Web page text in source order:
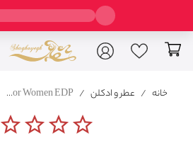
خانه / عطر و ادکلن /
Estee Lauder Beautiful Precious Drops For Women EDP
star_borderstar_borderstar_borderstar_border